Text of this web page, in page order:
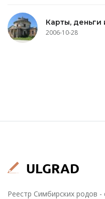
Карты,
2006-10-28
Реестр Симбирских родов -